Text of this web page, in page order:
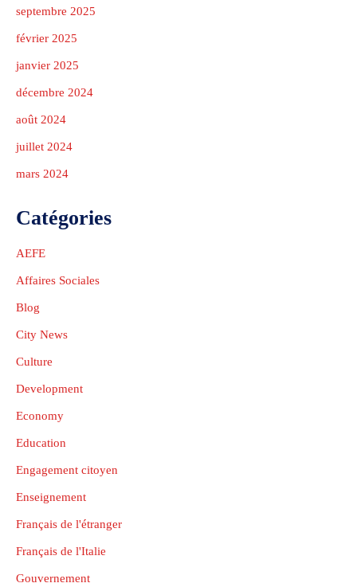
Donation Details
Exhibition Details
Template 5 – Sidebar
Template 7 – Sidebar
septembre 2025
février 2025
janvier 2025
décembre 2024
août 2024
juillet 2024
mars 2024
Catégories
AEFE
Affaires Sociales
Blog
City News
Culture
Development
Economy
Education
Engagement citoyen
Enseignement
Français de l'étranger
Français de l'Italie
Gouvernement